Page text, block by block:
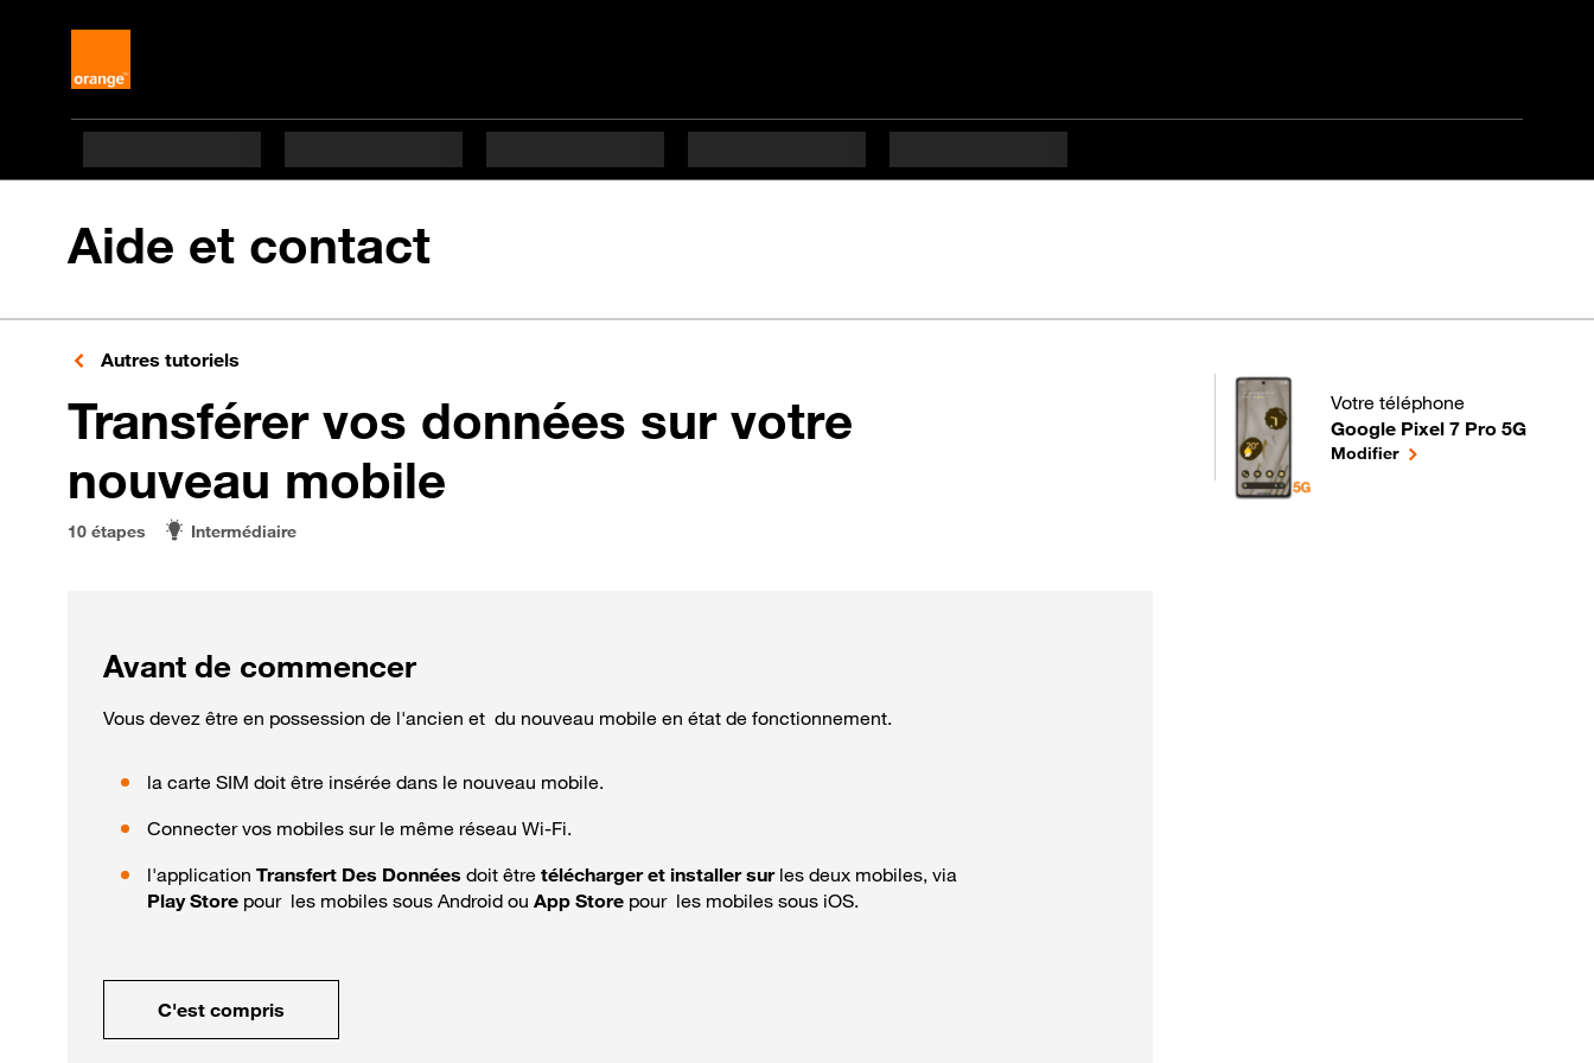
Aide et contact
Autres tutoriels
Transférer vos données sur votre
nouveau mobile en 10 étapes difficulté Intermédiaire
10 étapes Intermédiaire
Votre téléphone
Google Pixel 7 Pro 5G
pour votre Google Pixel 7 Pro
Modifierle téléphone sélectionné
Avant de commencer
Vous devez être en possession de l'ancien et du nouveau mobile en état de fonctionnement.
la carte SIM doit être insérée dans le nouveau mobile.
Connecter vos mobiles sur le même réseau Wi-Fi.
l'application Transfert Des Données doit être télécharger et installer sur les deux mobiles, via
Play Store pour les mobiles sous Android ou App Store pour les mobiles sous iOS.
C'est compris